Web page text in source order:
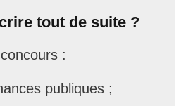
tout de suite ?
:
publiques ;